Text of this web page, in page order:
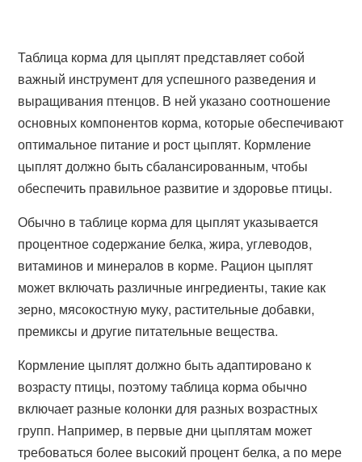
Таблица корма для цыплят представляет собой
важный инструмент для успешного разведения и
выращивания птенцов. В ней указано соотношение
основных компонентов корма, которые обеспечивают
оптимальное питание и рост цыплят. Кормление
цыплят должно быть сбалансированным, чтобы
обеспечить правильное развитие и здоровье птицы.
Обычно в таблице корма для цыплят указывается
процентное содержание белка, жира, углеводов,
витаминов и минералов в корме. Рацион цыплят
может включать различные ингредиенты, такие как
зерно, мясокостную муку, растительные добавки,
премиксы и другие питательные вещества.
Кормление цыплят должно быть адаптировано к
возрасту птицы, поэтому таблица корма обычно
включает разные колонки для разных возрастных
групп. Например, в первые дни цыплятам может
требоваться более высокий процент белка, а по мере